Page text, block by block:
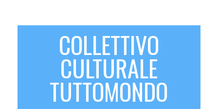
COLLETTIVO
CULTURALE
TUTTOMONDO